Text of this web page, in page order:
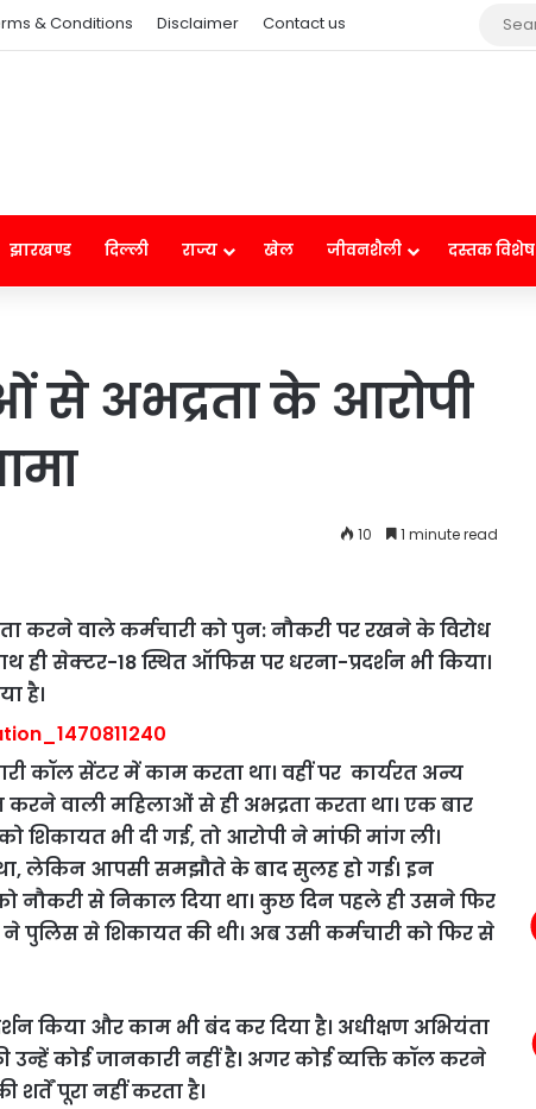
& Conditions Disclaimer Contact us
झारखण्ड दिल्ली राज्य खेल जीवनशैली दस्तक विशेष
अभद्रता के आरोपी
10 1 minute read
करने वाले कर्मचारी को पुन: नौकरी पर रखने के विरोध
ही सेक्टर-18 स्थित ऑफिस पर धरना-प्रदर्शन भी किया।
है।
कॉल सेंटर में काम करता था। वहीं पर कार्यरत अन्य
करने वाली महिलाओं से ही अभद्रता करता था। एक बार
भी दी गई, तो आरोपी ने मांफी मांग ली।
लेकिन आपसी समझौते के बाद सुलह हो गई। इन
नौकरी से निकाल दिया था। कुछ दिन पहले ही उसने फिर
पुलिस से शिकायत की थी। अब उसी कर्मचारी को फिर से
किया और काम भी बंद कर दिया है। अधीक्षण अभियंता
कोई जानकारी नहीं है। अगर कोई व्यक्ति कॉल करने
शर्तें पूरा नहीं करता है।